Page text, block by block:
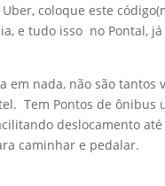
coloque este
e tudo isso no Pontal,
nada, não são tantos
Tem Pontos de ônibus
deslocamento até
caminhar e pedalar.